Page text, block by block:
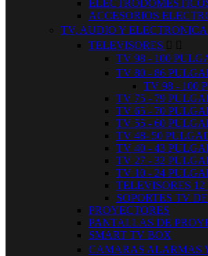
ACCESORIOS
TV, AUDIO Y
TELEVISORES  
TV 98 - 100
TV 80 - 86
TV 98 - 100
TV 75 - 79
TV 65 - 70
TV 55 - 60
TV 48- 50
TV 40 - 43
TV 27 - 32
TV 10 - 24
TELEVISORES 12
SOPORTES TV
PROYECTORES
PANTALLAS DE
SMART TV BOX
CAMARAS ALARMAS